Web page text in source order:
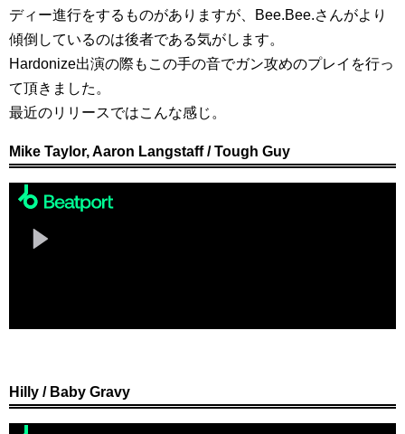
ディー進行をするものがありますが、Bee.Bee.さんがより
傾倒しているのは後者である気がします。
Hardonize出演の際もこの手の音でガン攻めのプレイを行っ
て頂きました。
最近のリリースではこんな感じ。
Mike Taylor, Aaron Langstaff / Tough Guy
Hilly / Baby Gravy